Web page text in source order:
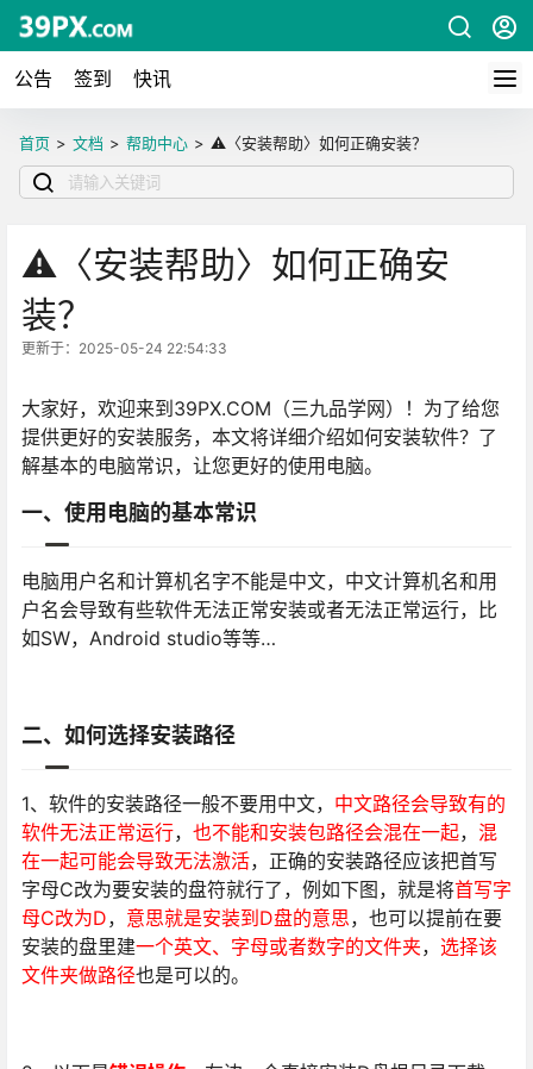
公告 签到 快讯
首页 > 文档 > 帮助中心 > ⚠️〈安装帮助〉如何正确安装？
⚠️〈安装帮助〉如何正确安
装？
更新于：2025-05-24 22:54:33
大家好，欢迎来到39PX.COM（三九品学网）！为了给您
提供更好的安装服务，本文将详细介绍如何安装软件？了
解基本的电脑常识，让您更好的使用电脑。
一、使用电脑的基本常识
电脑用户名和计算机名字不能是中文，中文计算机名和用
户名会导致有些软件无法正常安装或者无法正常运行，比
如SW，Android studio等等…
二、如何选择安装路径
1、软件的安装路径一般不要用中文， 中文路径会导致有的
软件无法正常运行， 也不能和安装包路径会混在一起， 混
在一起可能会导致无法激活，正确的安装路径应该把首写
字母C改为要安装的盘符就行了，例如下图，就是将首写字
母C改为D， 意思就是安装到D盘的意思，也可以提前在要
安装的盘里建一个英文、字母或者数字的文件夹， 选择该
文件夹做路径也是可以的。